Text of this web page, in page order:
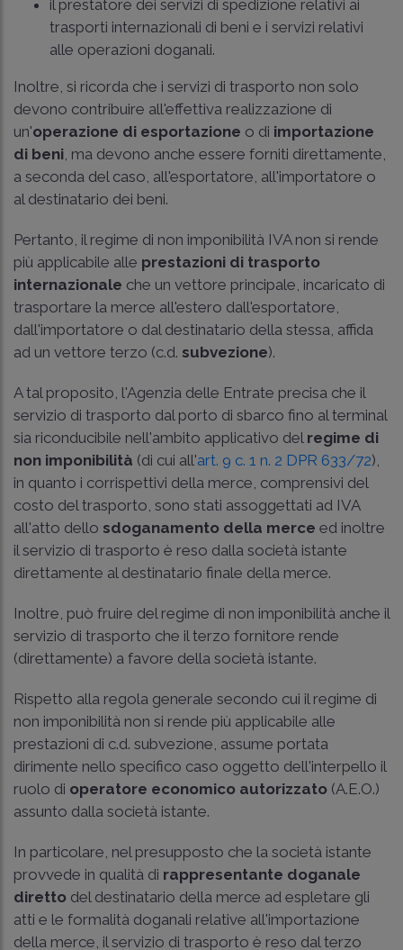
il prestatore dei servizi di spedizione relativi ai
trasporti internazionali di beni e i servizi relativi
alle operazioni doganali.
Inoltre, si ricorda che i servizi di trasporto non solo
devono contribuire all'effettiva realizzazione di
un'operazione di esportazione o di importazione
di beni, ma devono anche essere forniti direttamente,
a seconda del caso, all'esportatore, all'importatore o
al destinatario dei beni.
Pertanto, il regime di non imponibilità IVA non si rende
più applicabile alle prestazioni di trasporto
internazionale che un vettore principale, incaricato di
trasportare la merce all'estero dall'esportatore,
dall'importatore o dal destinatario della stessa, affida
ad un vettore terzo (c.d. subvezione).
A tal proposito, l'Agenzia delle Entrate precisa che il
servizio di trasporto dal porto di sbarco fino al terminal
sia riconducibile nell'ambito applicativo del regime di
non imponibilità (di cui all'art. 9 c. 1 n. 2 DPR 633/72),
in quanto i corrispettivi della merce, comprensivi del
costo del trasporto, sono stati assoggettati ad IVA
all'atto dello sdoganamento della merce ed inoltre
il servizio di trasporto è reso dalla società istante
direttamente al destinatario finale della merce.
Inoltre, può fruire del regime di non imponibilità anche il
servizio di trasporto che il terzo fornitore rende
(direttamente) a favore della società istante.
Rispetto alla regola generale secondo cui il regime di
non imponibilità non si rende più applicabile alle
prestazioni di c.d. subvezione, assume portata
dirimente nello specifico caso oggetto dell'interpello il
ruolo di operatore economico autorizzato (A.E.O.)
assunto dalla società istante.
In particolare, nel presupposto che la società istante
provvede in qualità di rappresentante doganale
diretto del destinatario della merce ad espletare gli
atti e le formalità doganali relative all'importazione
della merce, il servizio di trasporto è reso dal terzo